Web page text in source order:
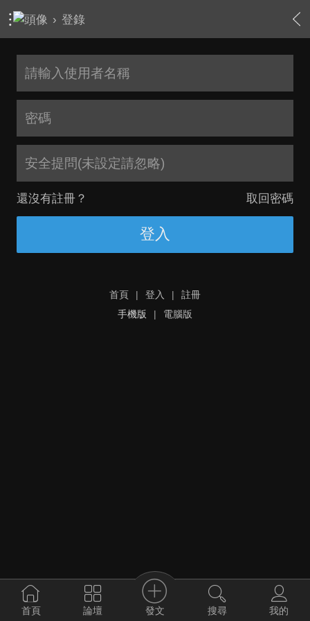
› 登錄
安全提問(未設定請忽略)
還沒有註冊？ 取回密碼
登入
首頁 | 登入 |
註冊
手機版
| 電腦版
首頁 論壇 發文 搜尋 我的